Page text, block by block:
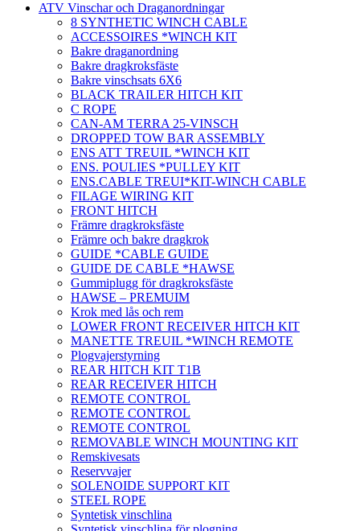
ATV Vinschar och Draganordningar
8 SYNTHETIC WINCH CABLE
ACCESSOIRES *WINCH KIT
Bakre draganordning
Bakre dragkroksfäste
Bakre vinschsats 6X6
BLACK TRAILER HITCH KIT
C ROPE
CAN-AM TERRA 25-VINSCH
DROPPED TOW BAR ASSEMBLY
ENS ATT TREUIL *WINCH KIT
ENS. POULIES *PULLEY KIT
ENS.CABLE TREUI*KIT-WINCH CABLE
FILAGE WIRING KIT
FRONT HITCH
Främre dragkroksfäste
Främre och bakre dragkrok
GUIDE *CABLE GUIDE
GUIDE DE CABLE *HAWSE
Gummiplugg för dragkroksfäste
HAWSE – PREMUIM
Krok med lås och rem
LOWER FRONT RECEIVER HITCH KIT
MANETTE TREUIL *WINCH REMOTE
Plogvajerstyrning
REAR HITCH KIT T1B
REAR RECEIVER HITCH
REMOTE CONTROL
REMOTE CONTROL
REMOTE CONTROL
REMOVABLE WINCH MOUNTING KIT
Remskivesats
Reservvajer
SOLENOIDE SUPPORT KIT
STEEL ROPE
Syntetisk vinschlina